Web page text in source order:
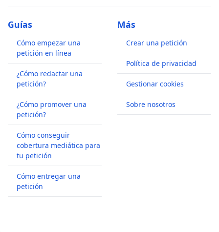
Guías
Cómo empezar una
petición en línea
¿Cómo redactar una
petición?
¿Cómo promover una
petición?
Cómo conseguir
cobertura mediática para
tu petición
Cómo entregar una
petición
Más
Crear una petición
Política de privacidad
Gestionar cookies
Sobre nosotros